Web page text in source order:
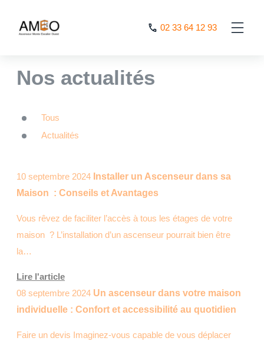
02 33 64 12 93
AMEO>Nos actualités
Nos actualités
Tous
Actualités
10 septembre 2024 Installer un Ascenseur dans sa
Maison : Conseils et Avantages
Vous rêvez de faciliter l’accès à tous les étages de votre
maison ? L’installation d’un ascenseur pourrait bien être
la…
Lire l'article
08 septembre 2024 Un ascenseur dans votre maison
individuelle : Confort et accessibilité au quotidien
Faire un devis Imaginez-vous capable de vous déplacer